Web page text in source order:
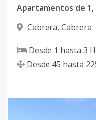
Cabrera, Cabrera
Desde 1 hasta 3
Desde 45 hasta